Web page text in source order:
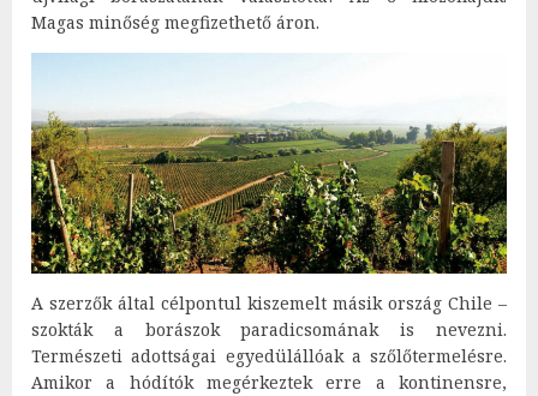
Magas minőség megfizethető áron.
A szerzők által célpontul kiszemelt másik ország Chile –
szokták a borászok paradicsomának is nevezni.
Természeti adottságai egyedülállóak a szőlőtermelésre.
Amikor a hódítók megérkeztek erre a kontinensre,